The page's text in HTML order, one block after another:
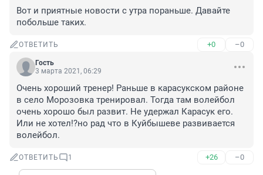
Вот и приятные новости с утра пораньше. Давайте
побольше таких.
ОТВЕТИТЬ +0 –0
Гость
3 марта 2021, 06:29
Очень хороший тренер! Раньше в карасукском районе
в село Морозовка тренировал. Тогда там волейбол
очень хорошо был развит. Не удержал Карасук его.
Или не хотел!?но рад что в Куйбышеве развивается
волейбол.
ОТВЕТИТЬ 1 +26 –0